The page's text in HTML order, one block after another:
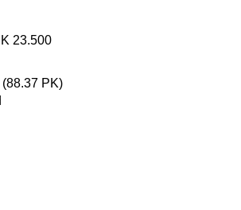
23.500
PK)